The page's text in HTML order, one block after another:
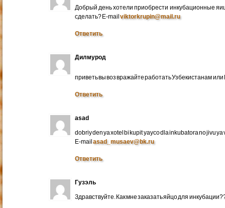
Добрый день хотели приобрести инкубационные
сделать? E-mailviktorkrupin@mail.ru
Ответить
Дилмурод
приветь вы воз вражайте работать Узбекистанам
Ответить
asad
dobriy den ya xotel bi kupit yayco dla inkubatora no jivu ya
E-mailasad_musaev@bk.ru
Ответить
Гузэль
Здравствуйте. Как мне заказать яйцо для